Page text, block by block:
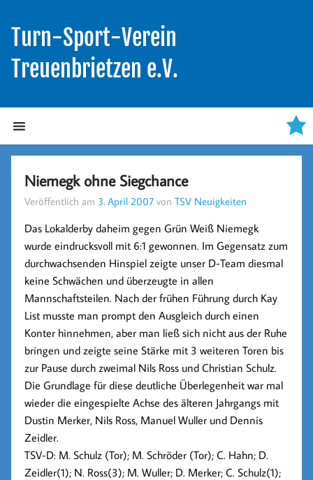
Turn-Sport-Verein
Treuenbrietzen e.V.
Niemegk ohne Siegchance
Veröffentlich am 3. April 2007 vonTSV Neuigkeiten
Das Lokalderby daheim gegen Grün Weiß Niemegk
wurde eindrucksvoll mit 6:1 gewonnen. Im Gegensatz zum
durchwachsenden Hinspiel zeigte unser D-Team diesmal
keine Schwächen und überzeugte in allen
Mannschaftsteilen. Nach der frühen Führung durch Kay
List musste man prompt den Ausgleich durch einen
Konter hinnehmen, aber man ließ sich nicht aus der Ruhe
bringen und zeigte seine Stärke mit 3 weiteren Toren bis
zur Pause durch zweimal Nils Ross und Christian Schulz.
Die Grundlage für diese deutliche Überlegenheit war mal
wieder die eingespielte Achse des älteren Jahrgangs mit
Dustin Merker, Nils Ross, Manuel Wuller und Dennis
Zeidler.
TSV-D: M. Schulz (Tor); M. Schröder (Tor); C. Hahn; D.
Zeidler(1); N. Ross(3); M. Wuller; D. Merker; C. Schulz(1);